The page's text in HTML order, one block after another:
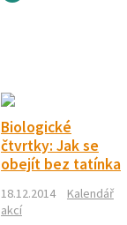
Biologické
čtvrtky: Jak se
obejít bez tatínka
18.12.2014
Kalendář
akcí